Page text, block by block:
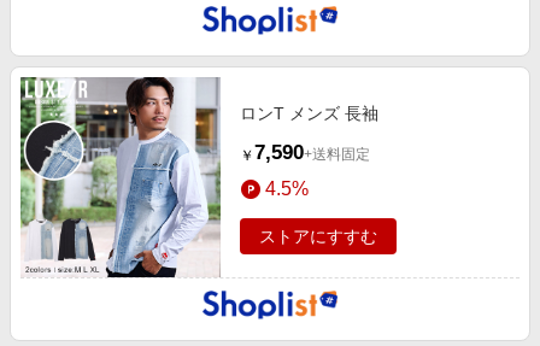
ロンT メンズ 長袖
￥ 7,590+送料固定
4.5%
ストアにすすむ